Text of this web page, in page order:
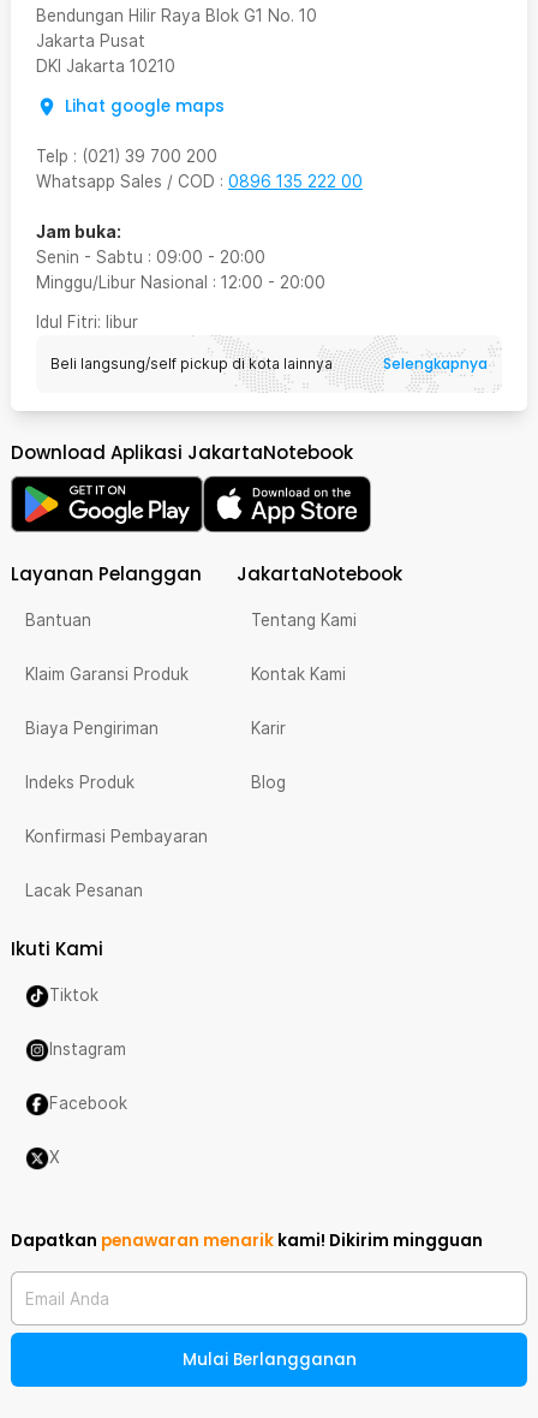
Bendungan Hilir Raya Blok G1 No. 10
Jakarta Pusat
DKI Jakarta 10210
Lihat google maps
Telp : (021) 39 700 200
Whatsapp Sales / COD : 0896 135 222 00
Jam buka:
Senin - Sabtu : 09:00 - 20:00
Minggu/Libur Nasional : 12:00 - 20:00
Idul Fitri: libur
Beli langsung/self pickup di kota lainnya Selengkapnya
Download Aplikasi JakartaNotebook
Layanan Pelanggan
Bantuan
Klaim Garansi Produk
Biaya Pengiriman
Indeks Produk
Konfirmasi Pembayaran
Lacak Pesanan
JakartaNotebook
Tentang Kami
Kontak Kami
Karir
Blog
Ikuti Kami
Tiktok
Instagram
Facebook
X
Dapatkan penawaran menarik kami! Dikirim mingguan
Email Anda
Mulai Berlangganan